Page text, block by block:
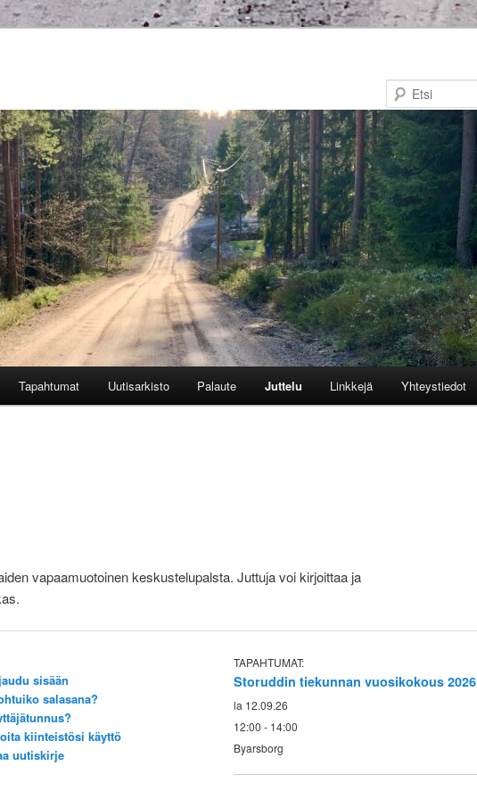
Tapahtumat Uutisarkisto Palaute Juttelu Linkkejä Yhteystiedot
vapaamuotoinen keskustelupalsta. Juttuja voi kirjoittaa ja
sisään
salasana?
kiinteistösi käyttö
uutiskirje
TAPAHTUMAT:
Storuddin tiekunnan vuosikokous 2026
la 12.09.26
12:00 - 14:00
Byarsborg